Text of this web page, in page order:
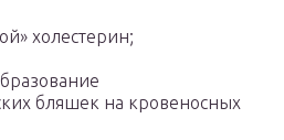
холестерин;
бляшек на кровеносных